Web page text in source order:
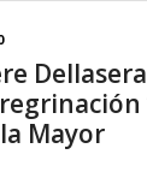
Mayor